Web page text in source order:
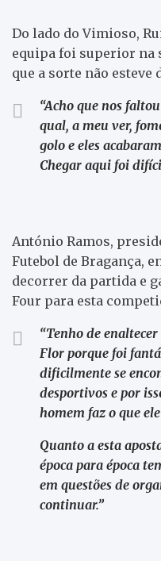
Do lado do Vimioso,
equipa foi superior na
que a sorte não esteve
“Acho que nos
qual, a meu ver,
golo e eles
Chegar aqui foi
António Ramos,
Futebol de Bragança,
decorrer da partida e
Four para esta
“Tenho de
Flor porque foi
dificilmente se
desportivos e por
homem faz o que
Quanto a esta
época para época
em questões de
continuar.”